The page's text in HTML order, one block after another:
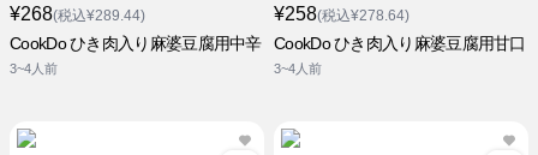
¥268(税込¥289.44)
CookDo ひき肉入り麻婆豆腐用中辛
3~4人前
¥258(税込¥278.64)
CookDo ひき肉入り麻婆豆腐用甘口
3~4人前